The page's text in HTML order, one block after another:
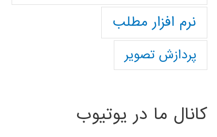
نرم افزار مطلب
پردازش تصویر
کانال ما در یوتیوب